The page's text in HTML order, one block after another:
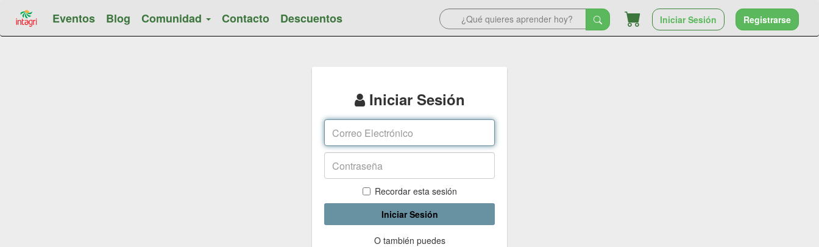
Eventos Blog Comunidad Contacto Descuentos Iniciar Sesión Registrarse
Iniciar Sesión
Recordar esta sesión
Iniciar Sesión
O también puedes